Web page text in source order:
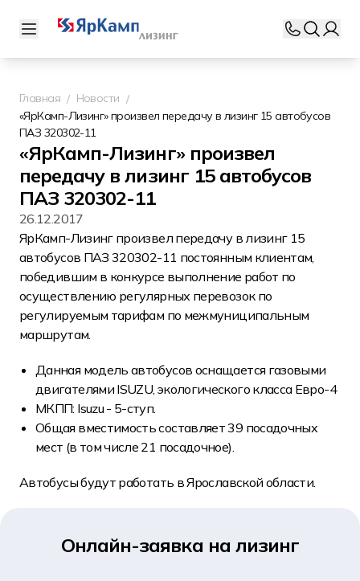
Главная
Новости
«ЯрКамп-Лизинг» произвел передачу в лизинг 15 автобусов
ПАЗ 320302-11
«ЯрКамп-Лизинг» произвел
передачу в лизинг 15 автобусов
ПАЗ 320302-11
26.12.2017
ЯрКамп-Лизинг произвел передачу в лизинг 15
автобусов ПАЗ 320302-11 постоянным клиентам,
победившим в конкурсе выполнение работ по
осуществлению регулярных перевозок по
регулируемым тарифам по межмуниципальным
маршрутам.
Данная модель автобусов оснащается газовыми
двигателями ISUZU, экологического класса Евро-4
МКПП: Isuzu - 5-ступ.
Общая вместимость составляет 39 посадочных
мест (в том числе 21 посадочное).
Автобусы будут работать в Ярославской области.
Онлайн-заявка на лизинг